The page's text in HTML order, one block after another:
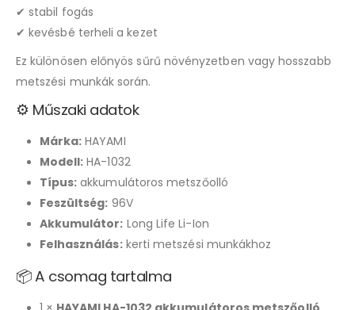
✔ stabil fogás
✔ kevésbé terheli a kezet
Ez különösen előnyös sűrű növényzetben vagy hosszabb
metszési munkák során.
⚙️ Műszaki adatok
Márka: HAYAMI
Modell: HA-1032
Típus: akkumulátoros metszőolló
Feszültség: 96V
Akkumulátor: Long Life Li-Ion
Felhasználás:kerti metszési munkákhoz
📦 A csomag tartalma